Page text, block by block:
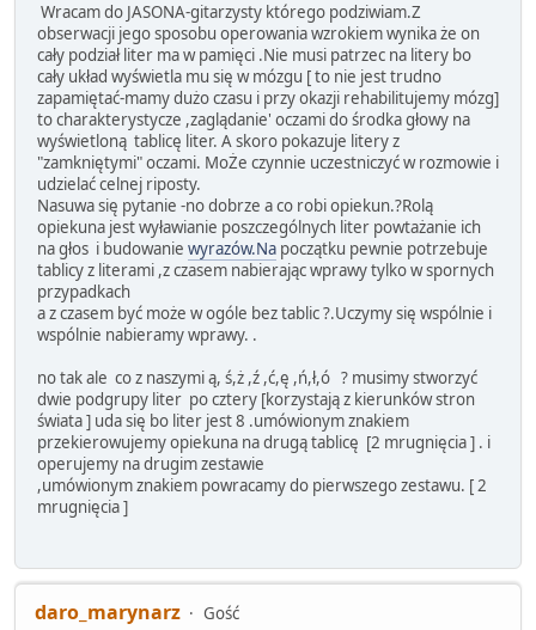
Wracam do JASONA-gitarzysty którego podziwiam.Z
obserwacji jego sposobu operowania wzrokiem wynika że on
cały podział liter ma w pamięci .Nie musi patrzec na litery bo
cały układ wyświetla mu się w mózgu [ to nie jest trudno
zapamiętać-mamy dużo czasu i przy okazji rehabilitujemy mózg]
to charakterystycze ,zaglądanie' oczami do środka głowy na
wyświetloną tablicę liter. A skoro pokazuje litery z
"zamkniętymi" oczami. MoŻe czynnie uczestniczyć w rozmowie i
udzielać celnej riposty.
Nasuwa się pytanie -no dobrze a co robi opiekun.?Rolą
opiekuna jest wyławianie poszczególnych liter powtażanie ich
na głos i budowanie wyrazów.Na początku pewnie potrzebuje
tablicy z literami ,z czasem nabierając wprawy tylko w spornych
przypadkach
a z czasem być może w ogóle bez tablic ?.Uczymy się wspólnie i
wspólnie nabieramy wprawy. .
no tak ale co z naszymi ą, ś,ż ,ź ,ć,ę ,ń,ł,ó ? musimy stworzyć
dwie podgrupy liter po cztery [korzystają z kierunków stron
świata ] uda się bo liter jest 8 .umówionym znakiem
przekierowujemy opiekuna na drugą tablicę [2 mrugnięcia ] . i
operujemy na drugim zestawie
,umówionym znakiem powracamy do pierwszego zestawu. [ 2
mrugnięcia ]
daro_marynarz
Gość